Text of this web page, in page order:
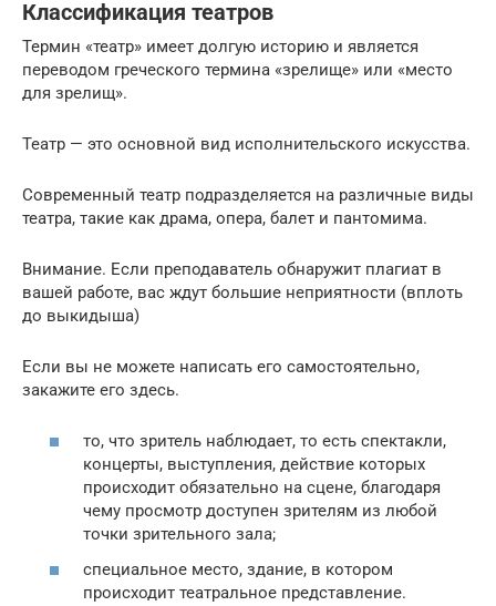
Классификация театров
Термин «театр» имеет долгую историю и является
переводом греческого термина «зрелище» или «место
для зрелищ».
Театр — это основной вид исполнительского искусства.
Современный театр подразделяется на различные виды
театра, такие как драма, опера, балет и пантомима.
Внимание. Если преподаватель обнаружит плагиат в
вашей работе, вас ждут большие неприятности (вплоть
до выкидыша)
Если вы не можете написать его самостоятельно,
закажите его здесь.
то, что зритель наблюдает, то есть спектакли,
концерты, выступления, действие которых
происходит обязательно на сцене, благодаря
чему просмотр доступен зрителям из любой
точки зрительного зала;
специальное место, здание, в котором
происходит театральное представление.